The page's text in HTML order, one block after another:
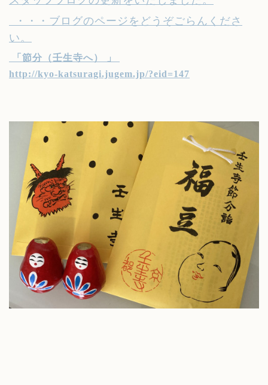
・・・ブログのページをどうぞごらんくださ
い。
「節分（壬生寺へ） 」
http://kyo-katsuragi.jugem.jp/?eid=147